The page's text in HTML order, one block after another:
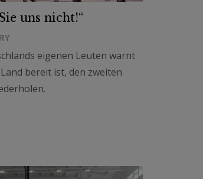
uns nicht!“
eigenen Leuten warnt
bereit ist, den zweiten